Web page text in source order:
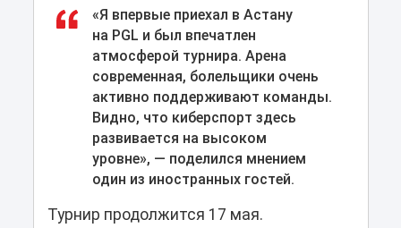
«Я впервые приехал в Астану
на PGL и был впечатлен
атмосферой турнира. Арена
современная, болельщики очень
активно поддерживают команды.
Видно, что киберспорт здесь
развивается на высоком
уровне», — поделился мнением
один из иностранных гостей.
Турнир продолжится 17 мая.